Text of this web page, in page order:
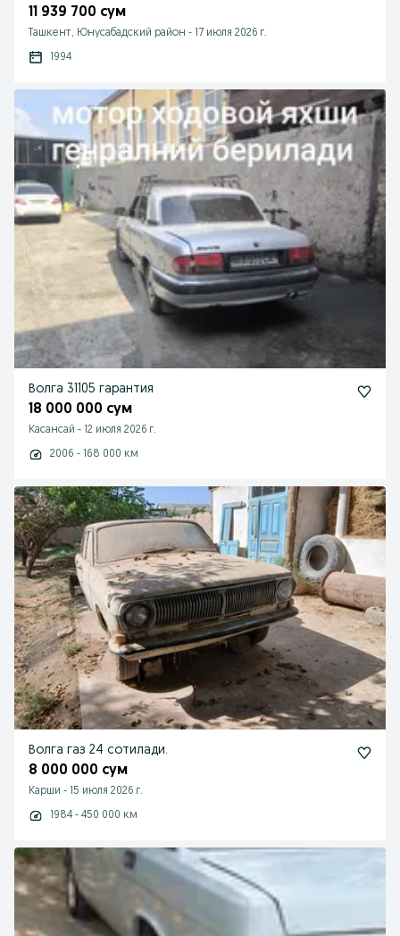
11 939 700 сум
Ташкент, Юнусабадский район - 17 июля 2026 г.
1994
Волга 31105 гарантия
18 000 000 сум
Касансай - 12 июля 2026 г.
2006 - 168 000 км
Волга газ 24 сотилади.
8 000 000 сум
Карши - 15 июля 2026 г.
1984 - 450 000 км